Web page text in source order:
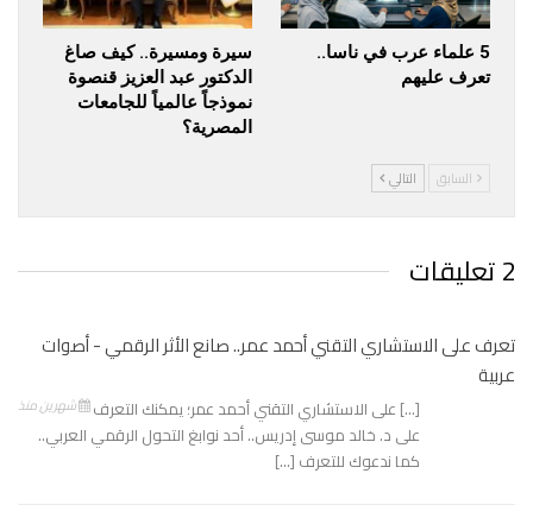
5 علماء عرب في ناسا..
تعرف عليهم
سيرة ومسيرة.. كيف صاغ
الدكتور عبد العزيز قنصوة
نموذجاً عالمياً للجامعات
المصرية؟
السابق التالي
2 تعليقات
تعرف على الاستشاري التقني أحمد عمر.. صانع الأثر الرقمي - أصوات
عربية
شهرين منذ
[…] على الاستشاري التقني أحمد عمر؛ يمكنك التعرف
على د. خالد موسى إدريس.. أحد نوابغ التحول الرقمي العربي..
كما ندعوك للتعرف […]